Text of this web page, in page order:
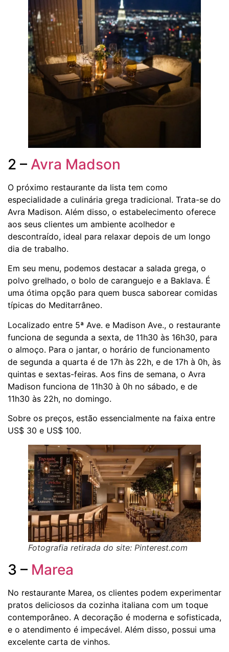
2 – Avra Madson
O próximo restaurante da lista tem como
especialidade a culinária grega tradicional. Trata-se do
Avra Madison. Além disso, o estabelecimento oferece
aos seus clientes um ambiente acolhedor e
descontraído, ideal para relaxar depois de um longo
dia de trabalho.
Em seu menu, podemos destacar a salada grega, o
polvo grelhado, o bolo de caranguejo e a Baklava. É
uma ótima opção para quem busca saborear comidas
típicas do Meditarrâneo.
Localizado entre 5ª Ave. e Madison Ave., o restaurante
funciona de segunda a sexta, de 11h30 às 16h30, para
o almoço. Para o jantar, o horário de funcionamento
de segunda a quarta é de 17h às 22h, e de 17h à 0h, às
quintas e sextas-feiras. Aos fins de semana, o Avra
Madison funciona de 11h30 à 0h no sábado, e de
11h30 às 22h, no domingo.
Sobre os preços, estão essencialmente na faixa entre
US$ 30 e US$ 100.
Fotografia retirada do site: Pinterest.com
3 – Marea
No restaurante Marea, os clientes podem experimentar
pratos deliciosos da cozinha italiana com um toque
contemporâneo. A decoração é moderna e sofisticada,
e o atendimento é impecável. Além disso, possui uma
excelente carta de vinhos.